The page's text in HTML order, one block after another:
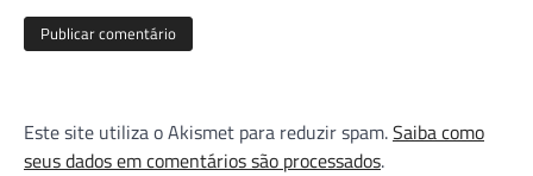
Este site utiliza o Akismet para reduzir spam.Saiba como
seus dados em comentários são processados.